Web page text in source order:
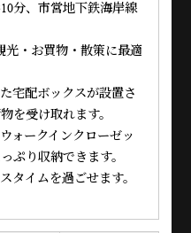
分、市営地下鉄海岸線
光・お買物・散策に最適
宅配ボックスが設置さ
を受け取れます。
ォークインクローゼッ
ぷり収納できます。
タイムを過ごせます。